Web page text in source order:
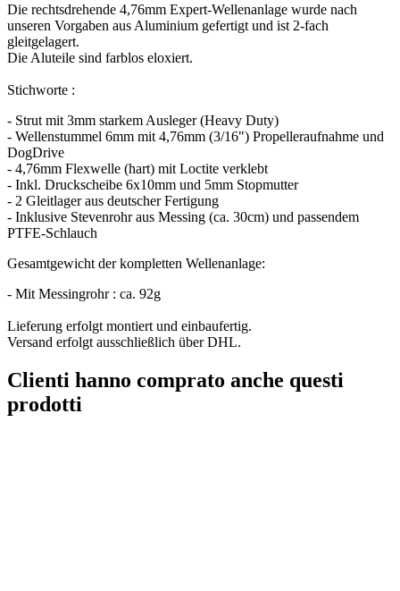
Die rechtsdrehende 4,76mm Expert-Wellenanlage wurde nach
unseren Vorgaben aus Aluminium gefertigt und ist 2-fach
gleitgelagert.
Die Aluteile sind farblos eloxiert.
Stichworte :
- Strut mit 3mm starkem Ausleger (Heavy Duty)
- Wellenstummel 6mm mit 4,76mm (3/16") Propelleraufnahme und
DogDrive
- 4,76mm Flexwelle (hart) mit Loctite verklebt
- Inkl. Druckscheibe 6x10mm und 5mm Stopmutter
- 2 Gleitlager aus deutscher Fertigung
- Inklusive Stevenrohr aus Messing (ca. 30cm) und passendem
PTFE-Schlauch
Gesamtgewicht der kompletten Wellenanlage:
- Mit Messingrohr : ca. 92g
Lieferung erfolgt montiert und einbaufertig.
Versand erfolgt ausschließlich über DHL.
Clienti hanno comprato anche questi
prodotti